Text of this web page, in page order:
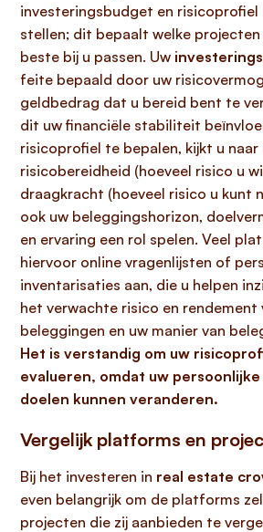
investeringsbudget en
stellen; dit bepaalt welke
beste bij u passen. Uw
feite bepaald door uw
geldbedrag dat u bereid bent te
dit uw financiële stabiliteit
risicoprofiel te bepalen, kijkt u naar
risicobereidheid (hoeveel risico u
draagkracht (hoeveel risico u kunt
ook uw beleggingshorizon,
en ervaring een rol spelen. Veel
hiervoor online vragenlijsten of
inventarisaties aan, die u helpen
het verwachte risico en rendement
beleggingen en uw manier van
Het is verstandig om uw
evalueren, omdat uw
doelen kunnen veranderen.
Vergelijk platforms en
Bij het investeren in real estate
even belangrijk om de platforms
projecten die zij aanbieden te